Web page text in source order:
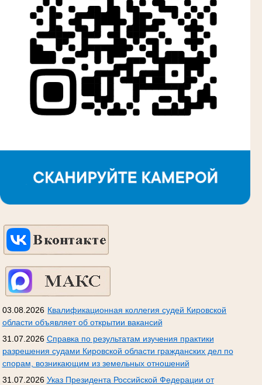
03.08.2026 Квалификационная коллегия судей Кировской
области объявляет об открытии вакансий
31.07.2026 Справка по результатам изучения практики
разрешения судами Кировской области гражданских дел по
спорам, возникающим из земельных отношений
31.07.2026 Указ Президента Российской Федерации от